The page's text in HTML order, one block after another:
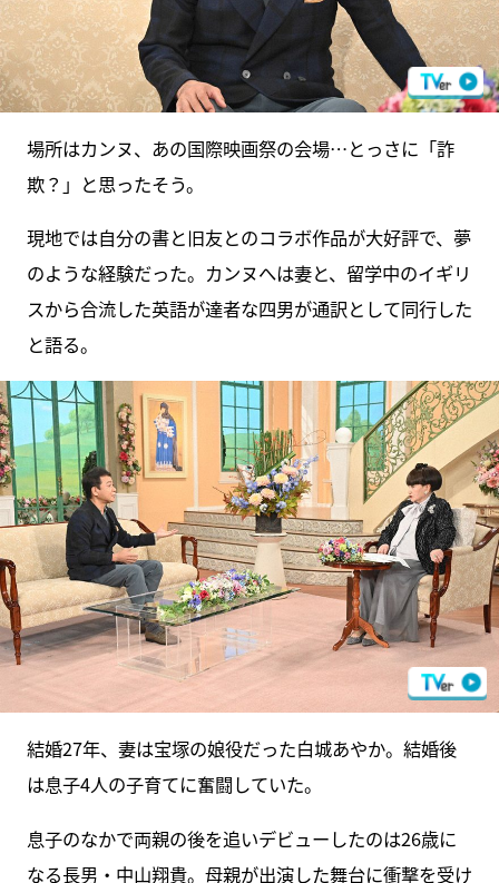
場所はカンヌ、あの国際映画祭の会場…とっさに「詐
欺？」と思ったそう。
現地では自分の書と旧友とのコラボ作品が大好評で、夢
のような経験だった。カンヌへは妻と、留学中のイギリ
スから合流した英語が達者な四男が通訳として同行した
と語る。
結婚27年、妻は宝塚の娘役だった白城あやか。結婚後
は息子4人の子育てに奮闘していた。
息子のなかで両親の後を追いデビューしたのは26歳に
なる長男・中山翔貴。母親が出演した舞台に衝撃を受け